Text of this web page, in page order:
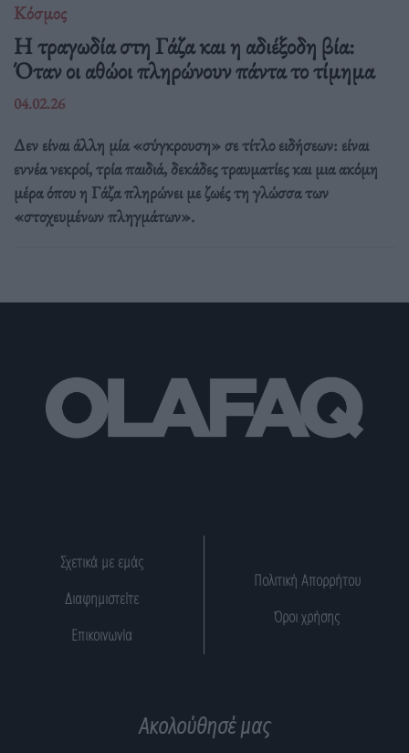
Κόσμος
Η τραγωδία στη Γάζα και η αδιέξοδη βία:
Όταν οι αθώοι πληρώνουν πάντα το τίμημα
04.02.26
Δεν είναι άλλη μία «σύγκρουση» σε τίτλο ειδήσεων: είναι
εννέα νεκροί, τρία παιδιά, δεκάδες τραυματίες και μια ακόμη
μέρα όπου η Γάζα πληρώνει με ζωές τη γλώσσα των
«στοχευμένων πληγμάτων».
Σχετικά με εμάς
Διαφημιστείτε
Επικοινωνία
Πολιτική Απορρήτου
Όροι χρήσης
Ακολούθησέ μας